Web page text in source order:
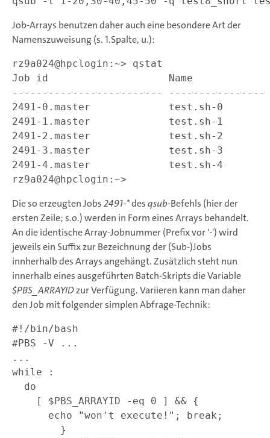
Job-Arrays benutzen daher auch eine besondere Art der
Namenszuweisung (s. 1.Spalte, u.):
rz9a024@hpclogin:~> qstat
Job id                    Name
-------------------------
2491-0.master             test.sh-0
2491-1.master             test.sh-1
2491-2.master             test.sh-2
2491-3.master             test.sh-3
2491-4.master             test.sh-4
Die so erzeugten Jobs2491-*desqsub-Befehls (hier der
ersten Zeile; s.o.) werden in Form eines Arrays behandelt.
An die identische Array-Jobnummer (Prefix vor '-') wird
jeweils ein Suffix zur Bezeichnung der (Sub-)Jobs
innherhalb des Arrays angehängt. Zusätzlich steht nun
innerhalb eines ausgeführten Batch-Skripts die Variable
$PBS_ARRAYIDzur Verfügung. Variieren kann man daher
den Job mit folgender simplen Abfrage-Technik:
#!/bin/bash
#PBS -V ...
...
while :
  do
    [ $PBS_ARRAYID -eq 0 ] && {
      echo "won't execute!"; break;
        }